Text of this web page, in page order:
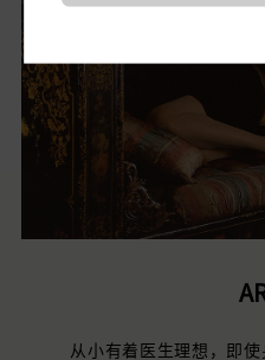
从小有着医生理想，即